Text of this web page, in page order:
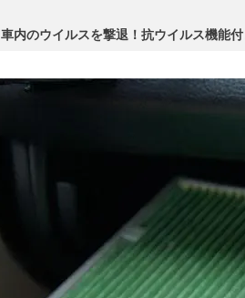
車内のウイルスを撃退！抗ウイルス機能